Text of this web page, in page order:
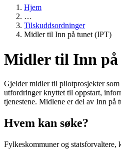
Hjem
…
Tilskuddsordninger
Midler til Inn på tunet (IPT)
Midler til Inn
Gjelder midler til pilotprosjekter
utfordringer knyttet til oppstart,
tjenestene. Midlene er del av Inn på
Hvem kan søke?
Fylkeskommuner og statsforvaltere,